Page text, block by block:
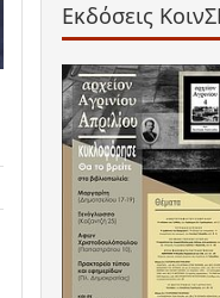
Εκδόσεις